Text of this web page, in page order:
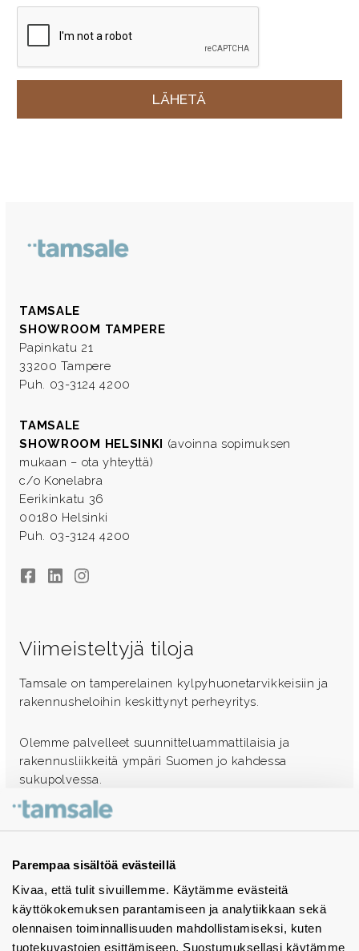
Parempaa sisältöä evästeillä
Kivaa, että tulit sivuillemme. Käytämme evästeitä
käyttökokemuksen parantamiseen ja analytiikkaan sekä
olennaisen toiminnallisuuden mahdollistamiseksi, kuten
tuotekuvastojen esittämiseen. Suostumuksellasi käytämme
TAMSALE
SHOWROOM TAMPERE
Papinkatu 21
33200 Tampere
Puh. 03-3124 4200
TAMSALE
SHOWROOM HELSINKI (avoinna sopimuksen
mukaan – ota yhteyttä)
c/o Konelabra
Eerikinkatu 36
00180 Helsinki
Puh. 03-3124 4200
FacebookLinkedInInstagram
Viimeisteltyjä tiloja
Tamsale on tamperelainen kylpyhuonetarvikkeisiin ja
rakennusheloihin keskittynyt perheyritys.
Olemme palvelleet suunnitteluammattilaisia ja
rakennusliikkeitä ympäri Suomen jo kahdessa
sukupolvessa.
Ota yhteyttä - autamme mielellämme
Tuotekuvastot
Instagram
BIM-objektit